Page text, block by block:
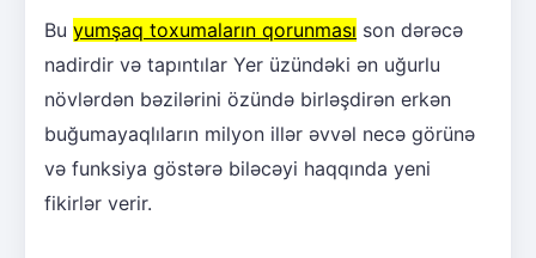
Bu yumşaq toxumaların qorunması son dərəcə
nadirdir və tapıntılar Yer üzündəki ən uğurlu
növlərdən bəzilərini özündə birləşdirən erkən
buğumayaqlıların milyon illər əvvəl necə görünə
və funksiya göstərə biləcəyi haqqında yeni
fikirlər verir.